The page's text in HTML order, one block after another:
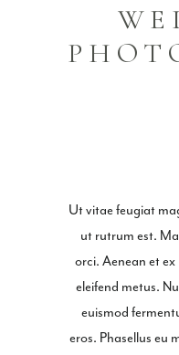
Ut vitae feugiat
ut rutrum est.
orci. Aenean et
eleifend metus.
euismod
eros. Phasellus eu